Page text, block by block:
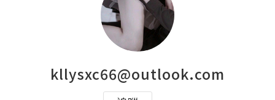
kllysxc66@outlook.com